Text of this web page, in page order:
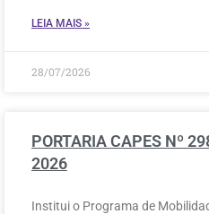
LEIA MAIS »
28/07/2026
PORTARIA CAPES Nº
2026
Institui o Programa de